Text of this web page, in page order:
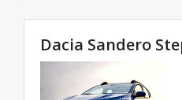
Dacia Sandero